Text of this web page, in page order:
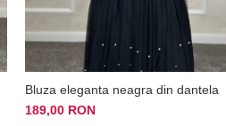
Bluza eleganta neagra din dantela
189,00 RON